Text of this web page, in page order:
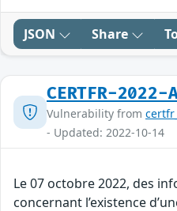
JSON Share
CERTFR-2022-
Vulnerability from
- Updated: 2022-10-14
Le 07 octobre 2022, des
concernant l’existence